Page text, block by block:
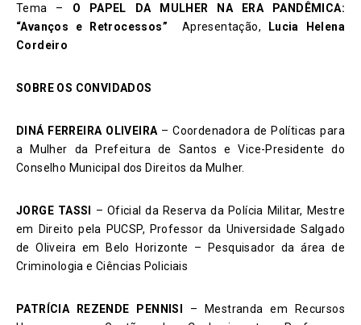
Tema – O PAPEL DA MULHER NA ERA PANDÊMICA:
“Avanços e Retrocessos”
Apresentação,
Lucia Helena
Cordeiro
SOBRE OS CONVIDADOS
DINÁ FERREIRA OLIVEIRA – Coordenadora de Políticas para
a Mulher da Prefeitura de Santos e Vice-Presidente do
Conselho Municipal dos Direitos da Mulher.
JORGE TASSI
– Oficial da Reserva da Polícia Militar, Mestre
em Direito pela PUCSP, Professor da Universidade Salgado
de Oliveira em Belo Horizonte – Pesquisador da área de
Criminologia e Ciências Policiais
PATRÍCIA REZENDE PENNISI
– Mestranda em Recursos